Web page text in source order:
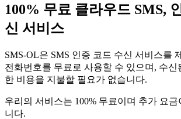
100% 무료 클라우드 SMS,
신 서비스
SMS-OL은 SMS 인증 코드 수신 서비스를
전화번호를 무료로 사용할 수 있으며, 수신
한 비용을 지불할 필요가 없습니다.
우리의 서비스는 100% 무료이며 추가 요
니다.